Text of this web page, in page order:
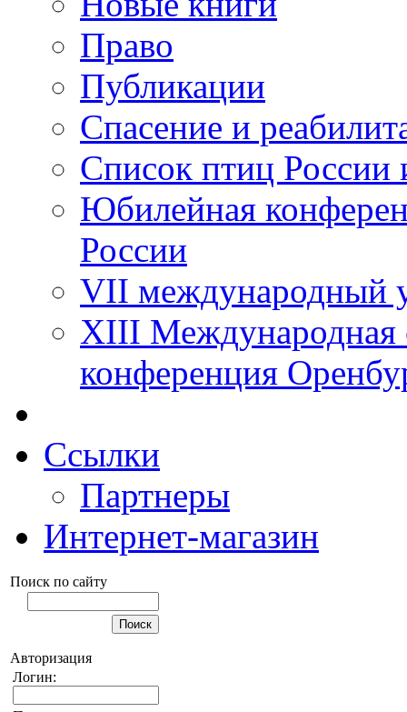
Право
Публикации
Спасение и
Список птиц России
Юбилейная
России
VII международный
XIII Международная
конференция
Ссылки
Партнеры
Интернет-магазин
Поиск по сайту
Авторизация
Логин: